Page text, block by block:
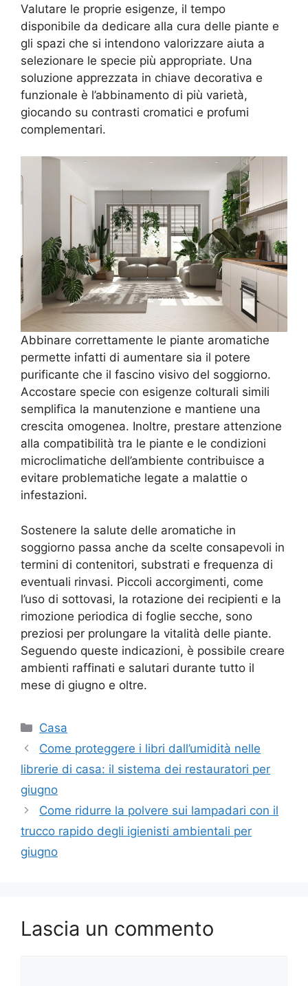
Valutare le proprie esigenze, il tempo
disponibile da dedicare alla cura delle piante e
gli spazi che si intendono valorizzare aiuta a
selezionare le specie più appropriate. Una
soluzione apprezzata in chiave decorativa e
funzionale è l’abbinamento di più varietà,
giocando su contrasti cromatici e profumi
complementari.
Abbinare correttamente le piante aromatiche
permette infatti di aumentare sia il potere
purificante che il fascino visivo del soggiorno.
Accostare specie con esigenze colturali simili
semplifica la manutenzione e mantiene una
crescita omogenea. Inoltre, prestare attenzione
alla compatibilità tra le piante e le condizioni
microclimatiche dell’ambiente contribuisce a
evitare problematiche legate a malattie o
infestazioni.
Sostenere la salute delle aromatiche in
soggiorno passa anche da scelte consapevoli in
termini di contenitori, substrati e frequenza di
eventuali rinvasi. Piccoli accorgimenti, come
l’uso di sottovasi, la rotazione dei recipienti e la
rimozione periodica di foglie secche, sono
preziosi per prolungare la vitalità delle piante.
Seguendo queste indicazioni, è possibile creare
ambienti raffinati e salutari durante tutto il
mese di giugno e oltre.
Categorie
Casa
Come proteggere i libri dall’umidità nelle
librerie di casa: il sistema dei restauratori per
giugno
Come ridurre la polvere sui lampadari con il
trucco rapido degli igienisti ambientali per
giugno
Lascia un commento